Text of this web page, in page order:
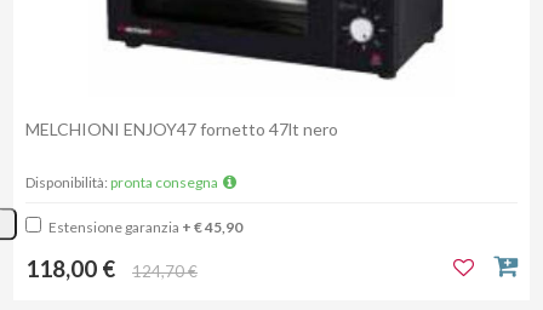
MELCHIONI ENJOY47 fornetto 47lt nero
Disponibilità: pronta consegna
Estensione garanzia + € 45,90
118,00 € 124,70 €